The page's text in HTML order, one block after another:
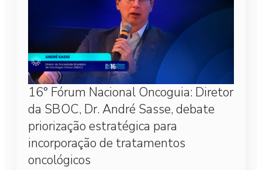
16° Fórum Nacional Oncoguia: Diretor
da SBOC, Dr. André Sasse, debate
priorização estratégica para
incorporação de tratamentos
oncológicos